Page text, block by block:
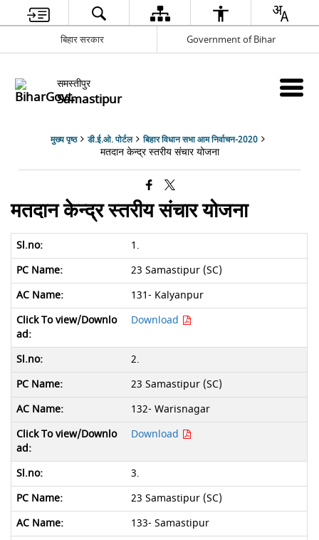
बिहार सरकार Government of Bihar
समस्तीपुर
Samastipur
मुख्य पृष्ठ डी.ई.ओ. पोर्टल बिहार विधान सभा आम निर्वाचन-2020
मतदान केन्द्र स्तरीय संचार योजना
मतदान केन्द्र स्तरीय संचार योजना
1.
23 Samastipur (SC)
131- Kalyanpur
Download
2.
23 Samastipur (SC)
132- Warisnagar
Download
3.
23 Samastipur (SC)
133- Samastipur